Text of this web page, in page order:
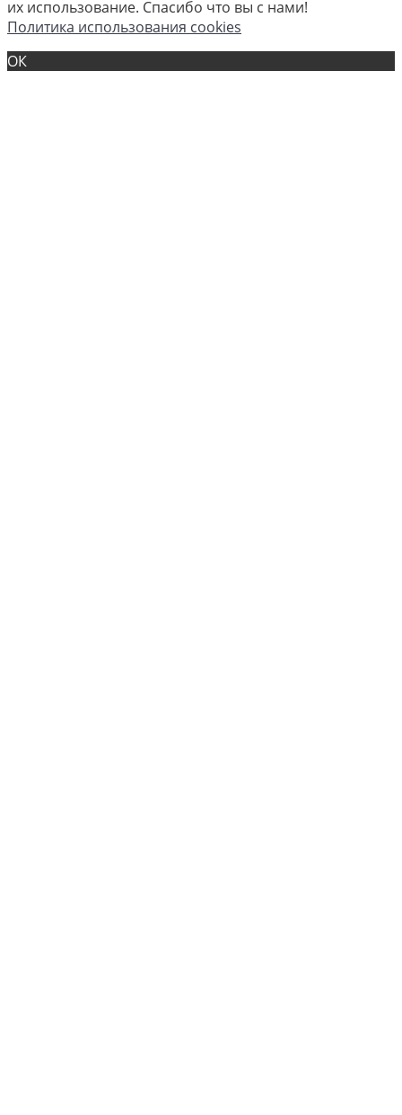
их использование. Спасибо что вы с нами!
Политика использования cookies
ОК